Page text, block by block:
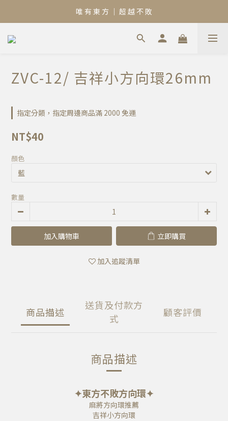
唯 有 東 方 ｜ 超 越 不 敗
ZVC-12/ 吉祥小方向環26mm
指定分類，指定周邊商品滿 2000 免運
NT$40
顏色
數量
加入購物車 立即購買
加入追蹤清單
商品描述
送貨及付款方
式
顧客評價
商品描述
✦東方不敗方向環✦
麻將方向環推薦
吉祥小方向環